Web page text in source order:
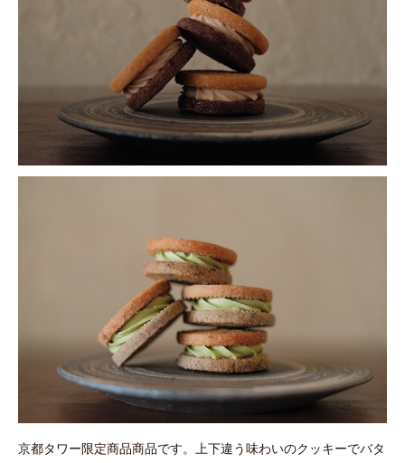
京都タワー限定商品商品です。上下違う味わいのクッキーでバタ